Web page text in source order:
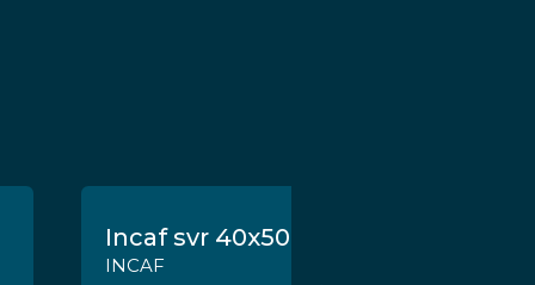
Incaf svr 40x50
INCAF